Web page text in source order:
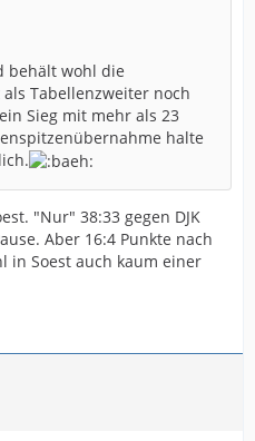
behält wohl die
Tabellenzweiter noch
Sieg mit mehr als 23
halte
"Nur" 38:33 gegen DJK
Aber 16:4 Punkte nach
in Soest auch kaum einer